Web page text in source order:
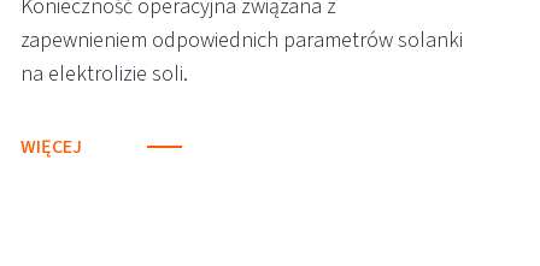
Konieczność operacyjna związana z
zapewnieniem odpowiednich parametrów solanki
na elektrolizie soli.
WIĘCEJ